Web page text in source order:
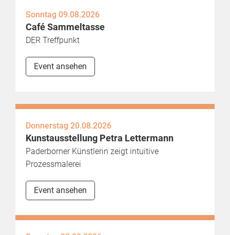
Sonntag 09.08.2026
Café Sammeltasse
DER Treffpunkt
Event ansehen
Donnerstag 20.08.2026
Kunstausstellung Petra Lettermann
Paderborner Künstlerin zeigt intuitive
Prozessmalerei
Event ansehen